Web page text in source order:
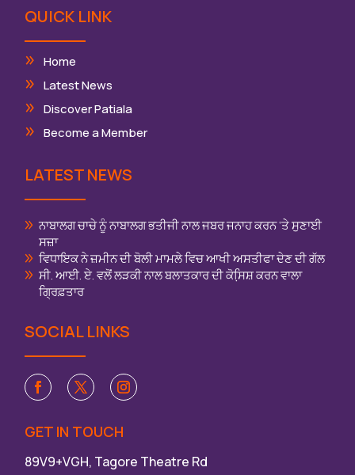
QUICK LINK
Home
Latest News
Discover Patiala
Become a Member
LATEST NEWS
ਨਾਬਾਲਗ ਚਾਚੇ ਨੂੰ ਨਾਬਾਲਗ ਭਤੀਜੀ ਨਾਲ ਜਬਰ ਜਨਾਹ ਕਰਨ ‘ਤੇ ਸੁਣਾਈ
ਸਜ਼ਾ
ਵਿਧਾਇਕ ਨੇ ਜ਼ਮੀਨ ਦੀ ਬੋਲੀ ਮਾਮਲੇ ਵਿਚ ਆਖੀ ਅਸਤੀਫਾ ਦੇਣ ਦੀ ਗੱਲ
ਸੀ. ਆਈ. ਏ. ਵਲੋਂ ਲੜਕੀ ਨਾਲ ਬਲਾਤਕਾਰ ਦੀ ਕੋਸਿ਼ਸ਼ ਕਰਨ ਵਾਲਾ
ਗ੍ਰਿਫ਼ਤਾਰ
SOCIAL LINKS
GET IN TOUCH
89V9+VGH, Tagore Theatre Rd